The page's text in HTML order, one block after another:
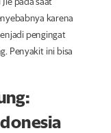
pada saat
karena
pengingat
Penyakit ini bisa